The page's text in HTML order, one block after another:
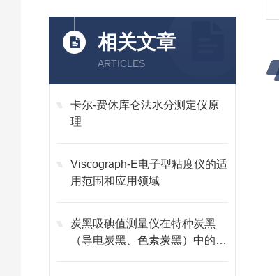
相关文章
ARTICLES
卡尔-费休库仑法水分测定仪原
理
Viscograph-E电子型粘度仪的适
用范围和应用领域
炭黑吸碘值测量仪在特种炭黑
（导电炭黑、色素炭黑）中的应